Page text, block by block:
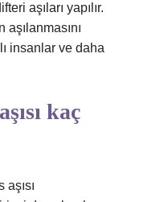
aşıları yapılır.
insanlar ve daha
kaç